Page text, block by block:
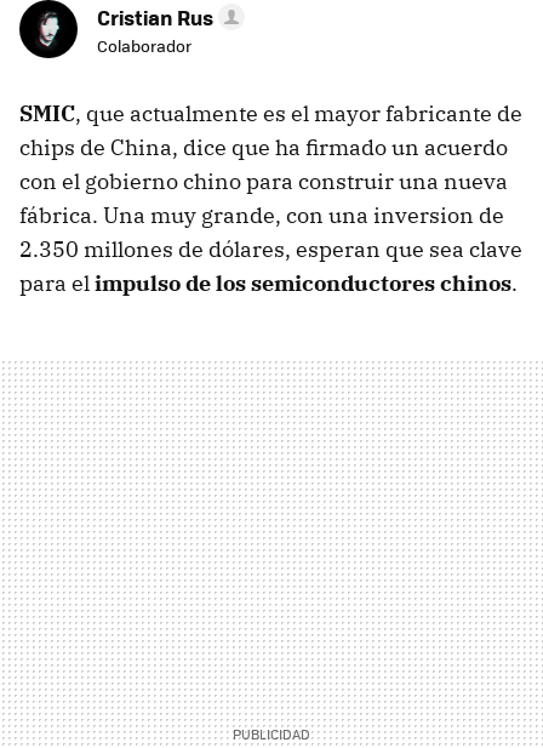
Cristian Rus
Colaborador
SMIC, que actualmente es el mayor fabricante de
chips de China, dice que ha firmado un acuerdo
con el gobierno chino para construir una nueva
fábrica. Una muy grande, con una inversion de
2.350 millones de dólares, esperan que sea clave
para elimpulso de los semiconductores chinos.